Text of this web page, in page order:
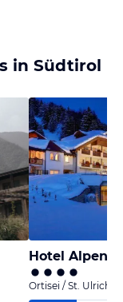
in Südtirol
Hotel
Ortisei / St. Ulrich